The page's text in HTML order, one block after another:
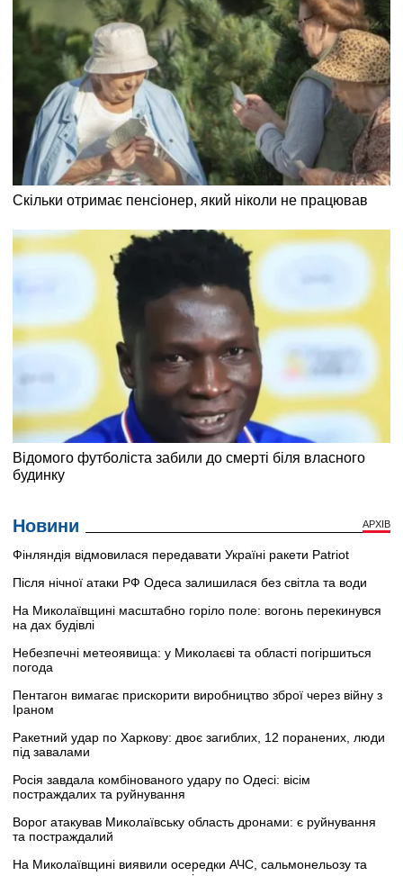
Новини АРХІВ
Фінляндія відмовилася передавати Україні ракети Patriot
Після нічної атаки РФ Одеса залишилася без світла та води
На Миколаївщині масштабно горіло поле: вогонь перекинувся
на дах будівлі
Небезпечні метеоявища: у Миколаєві та області погіршиться
погода
Пентагон вимагає прискорити виробництво зброї через війну з
Іраном
Ракетний удар по Харкову: двоє загиблих, 12 поранених, люди
під завалами
Росія завдала комбінованого удару по Одесі: вісім
постраждалих та руйнування
Ворог атакував Миколаївську область дронами: є руйнування
та постраждалий
На Миколаївщині виявили осередки АЧС, сальмонельозу та